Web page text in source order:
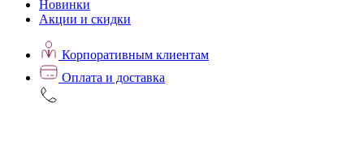
Новинки
Акции и скидки
Корпоративным клиентам
Оплата и доставка